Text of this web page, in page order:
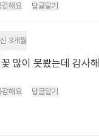
감해요 답글달기
3개월
많이 못봤는데 감사
감해요 답글달기